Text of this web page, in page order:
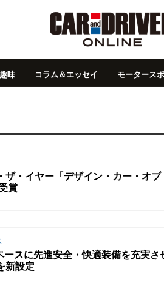
味 コラム＆エッセイ モータース
・イヤー「デザイン・カー・オブ
賞
スに先進安全・快適装備を充実さ
新設定